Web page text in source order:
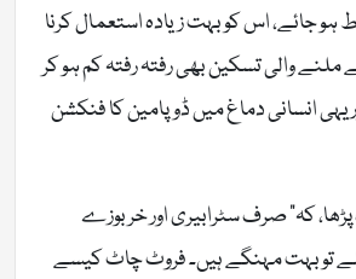
ہو جائے، اس کو بہت زیادہ استعمال کرنا
والی تسکین بھی رفتہ رفتہ کم ہو کر
یہی انسانی دماغ میں ڈوپامین کا فنکشن
کہ” صرف سٹرابیری اور خربوزے
تو بہت مہنگے ہیں۔ فروٹ چاٹ کیسے